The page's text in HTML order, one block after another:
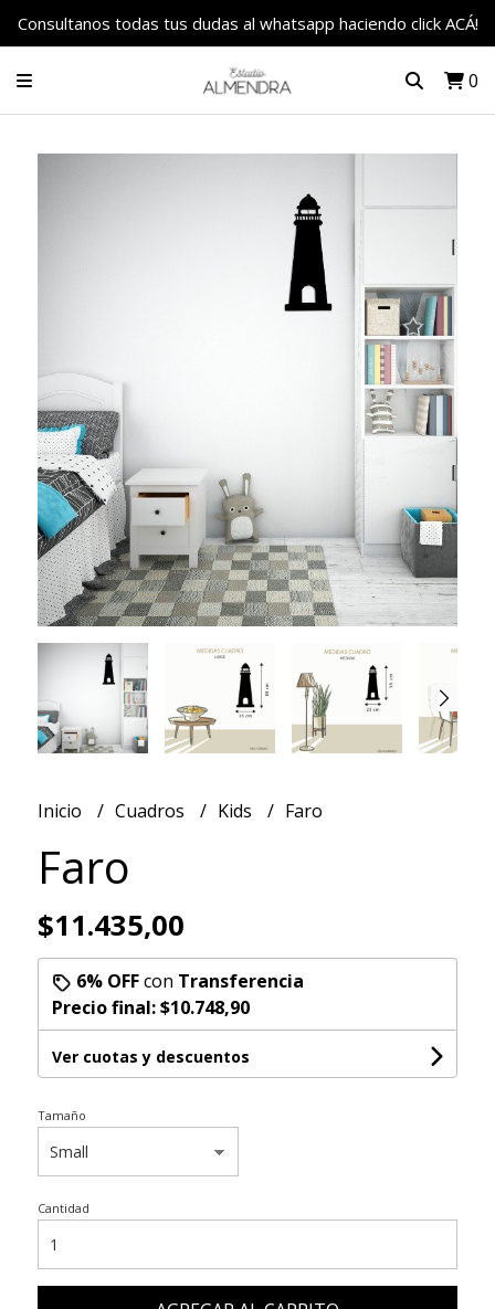
Consultanos todas tus dudas al whatsapp haciendo click ACÁ!
0
Inicio Cuadros Kids Faro
Faro
$11.435,00
6% OFFcon Transferencia
Precio final:$10.748,90
Ver cuotas y descuentos
Tamaño
Cantidad